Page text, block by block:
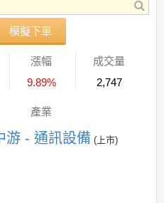
模擬下單
漲幅
9.89%
成交量
2,747
產業
游 - 通訊設備 (上市)